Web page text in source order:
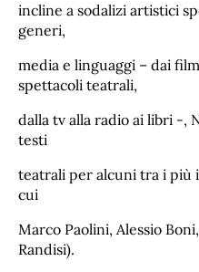
incline a sodalizi artistici
generi,
media e linguaggi – dai
spettacoli teatrali,
dalla tv alla radio ai libri -,
testi
teatrali per alcuni tra i
cui
Marco Paolini, Alessio
Randisi).